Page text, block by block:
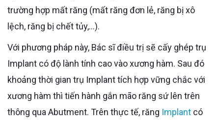
trường hợp mất răng (mất răng đơn lẻ, răng bị xô
lệch, răng bị chết tủy,...).
Với phương pháp này, Bác sĩ điều trị sẽ cấy ghép trụ
Implant có độ lành tính cao vào xương hàm. Sau đó
khoảng thời gian trụ Implant tích hợp vững chắc với
xương hàm thì tiến hành gắn mão răng sứ lên trên
thông qua Abutment. Trên thực tế, răng Implant có